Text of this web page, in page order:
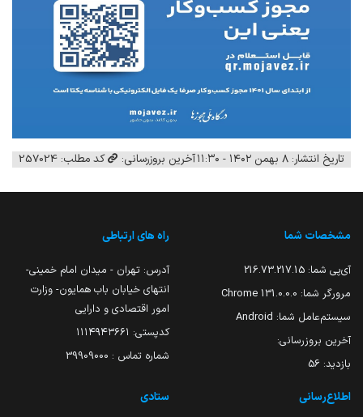
تاریخ انتشار: ۸ بهمن ۱۴۰۲ - ۱۱:۳۰ آخرین بروزرسانی: کد مطلب: 257024
مشخصات شما
آی‌پی شما: 216.73.217.15
مرورگر شما: 131.0.0.0 Chrome
سیستم‌عامل شما: Android
آخرین بروزرسانی:
بازدید: 56
راه های ارتباطی
آدرس: تهران - میدان امام خمینی-
انتهای خیابان باب همایون- وزارت
امور اقتصادی و دارایی
کدپستی: ۱۱۱۴۹۴۳۶۶۱
شماره تماس : 39909000
اطلاع‌رسانی ستادی